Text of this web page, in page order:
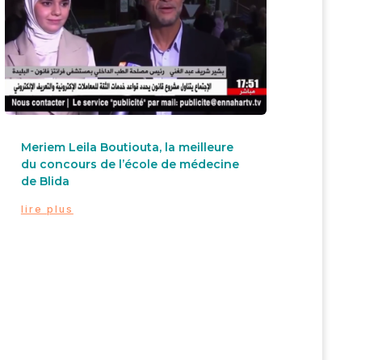
Meriem Leila Boutiouta, la meilleure
du concours de l’école de médecine
de Blida
lire plus